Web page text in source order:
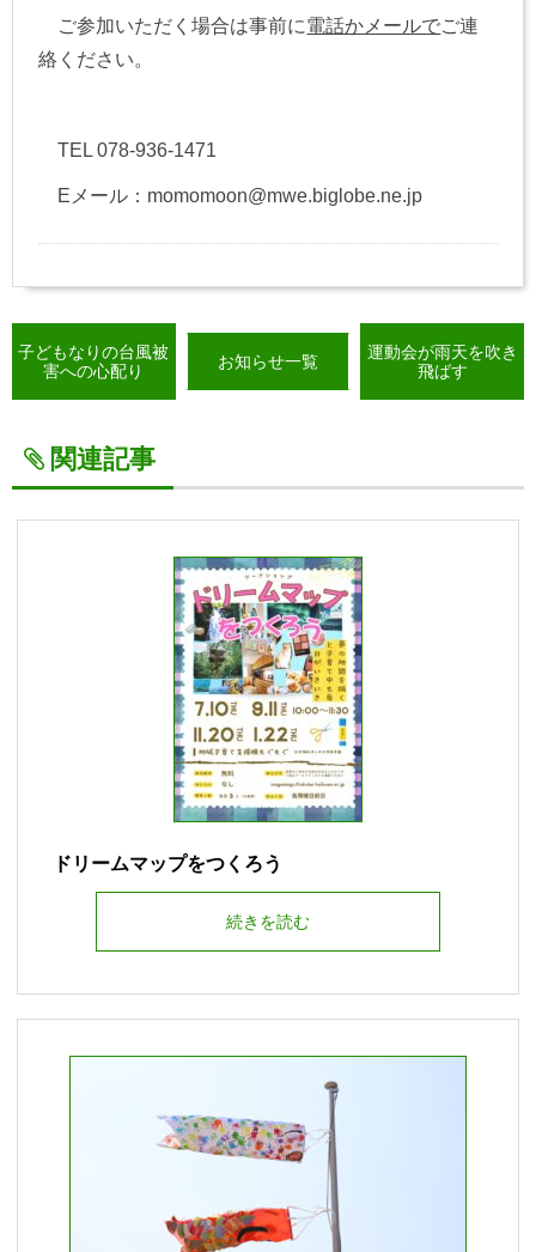
ご参加いただく場合は事前に電話かメールでご連
絡ください。
TEL 078-936-1471
Eメール：momomoon@mwe.biglobe.ne.jp
子どもなりの台風被
害への心配り
お知らせ一覧
運動会が雨天を吹き
飛ばす
関連記事
ドリームマップをつくろう
続きを読む